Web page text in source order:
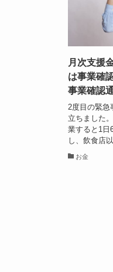
月次支援
は事業確
事業確認
2度目の緊急
立ちました
業すると1日
し、飲食店
お金